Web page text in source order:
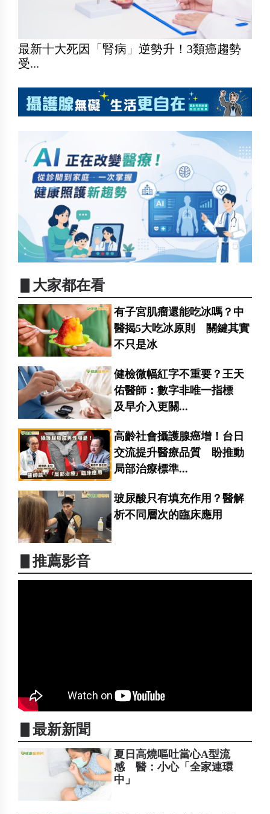
最新十大死因「腎病」逆勢升！3類癌趨勢
受...
▋大家都在看
有子宮肌瘤還能吃冰嗎？中
醫揭5大吃冰原則 關鍵其實
不只是冰
健檢微幅紅字不重要？王天
佑醫師：數字非唯一指標
及早介入更關...
高齡社會攝護腺癌增！台日
交流提升醫療品質 盼推動
局部治療標準...
玻尿酸只有填充作用？醫解
析不同層次的臨床應用
▋推薦影音
▋最新新聞
夏日高燒嘔吐當心A型流
感 醫：小心「全家連環
中」